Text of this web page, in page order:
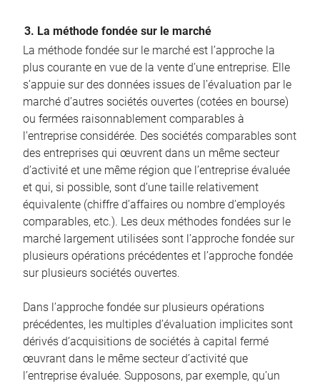
3. La méthode fondée sur le marché
La méthode fondée sur le marché est l’approche la
plus courante en vue de la vente d’une entreprise. Elle
s’appuie sur des données issues de l’évaluation par le
marché d’autres sociétés ouvertes (cotées en bourse)
ou fermées raisonnablement comparables à
l’entreprise considérée. Des sociétés comparables sont
des entreprises qui œuvrent dans un même secteur
d’activité et une même région que l’entreprise évaluée
et qui, si possible, sont d’une taille relativement
équivalente (chiffre d’affaires ou nombre d’employés
comparables, etc.). Les deux méthodes fondées sur le
marché largement utilisées sont l’approche fondée sur
plusieurs opérations précédentes et l’approche fondée
sur plusieurs sociétés ouvertes.
Dans l’approche fondée sur plusieurs opérations
précédentes, les multiples d’évaluation implicites sont
dérivés d’acquisitions de sociétés à capital fermé
œuvrant dans le même secteur d’activité que
l’entreprise évaluée. Supposons, par exemple, qu’un